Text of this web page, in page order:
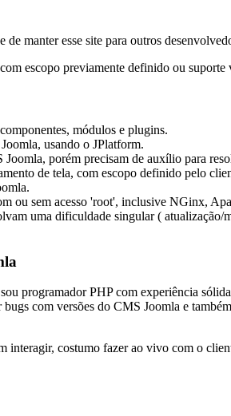
manter esse site para outros
escopo previamente definido ou suporte
módulos e plugins.
usando o JPlatform.
porém precisam de auxílio para
de tela, com escopo definido pelo
ou sem acesso 'root', inclusive NGinx,
uma dificuldade singular (
programador PHP com experiência
com versões do CMS Joomla e
interagir, costumo fazer ao vivo com o